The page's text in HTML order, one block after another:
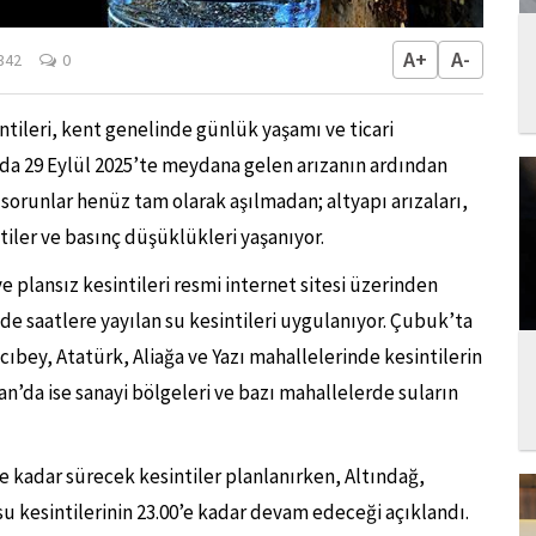
0 A+ A-
kent genelinde günlük yaşamı ve ticari
Eylül 2025’te meydana gelen arızanın ardından
henüz tam olarak aşılmadan; altyapı arızaları,
ve basınç düşüklükleri yaşanıyor.
plansız kesintileri resmi internet sitesi üzerinden
yayılan su kesintileri uygulanıyor. Çubuk’ta
Atatürk, Aliağa ve Yazı mahallelerinde kesintilerin
ise sanayi bölgeleri ve bazı mahallelerde suların
kadar sürecek kesintiler planlanırken, Altındağ,
kesintilerinin 23.00’e kadar devam edeceği açıklandı.